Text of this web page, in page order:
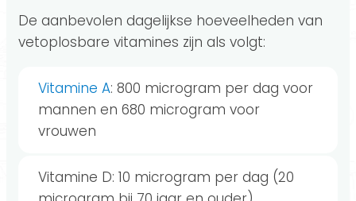
De aanbevolen dagelijkse hoeveelheden van
vetoplosbare vitamines zijn als volgt:
Vitamine A: 800 microgram per dag voor
mannen en 680 microgram voor
vrouwen
Vitamine D: 10 microgram per dag (20